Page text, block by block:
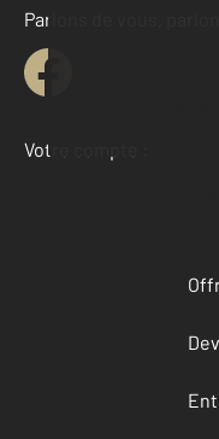
Parlons de vous,
Votre compte :